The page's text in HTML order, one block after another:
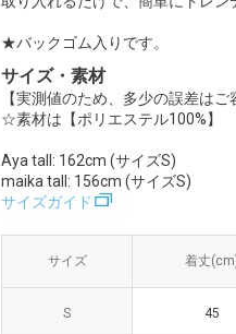
★バックゴム入りです。
サイズ・素材
【実測値のため、多少の誤差はご
☆素材は【ポリエステル100%】
Aya tall: 162cm (サイズS)
maika tall: 156cm (サイズS)
サイズガイド
サイズ 着丈(cm)
S
サイズ 着丈
S 45